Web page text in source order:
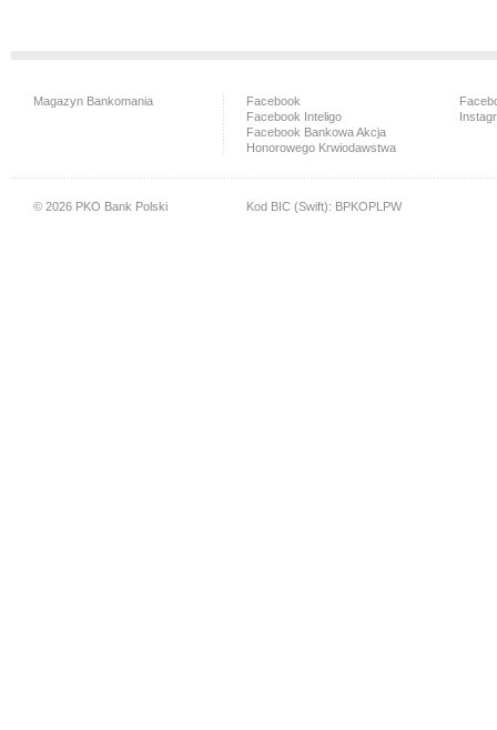
Magazyn Bankomania
Facebook
Facebook Inteligo
Facebook Bankowa Akcja
Honorowego Krwiodawstwa
© 2026 PKO Bank Polski Kod BIC (Swift): BPKOPLPW